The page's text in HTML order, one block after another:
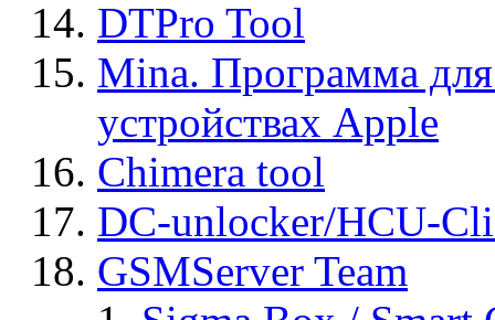
DTPro Tool
Mina. Программа
устройствах Apple
Chimera tool
DC-unlocker/HCU-
GSMServer Team